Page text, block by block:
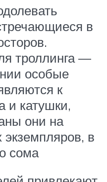
в
троллинга —
особые
к
и катушки,
они на
в
сома